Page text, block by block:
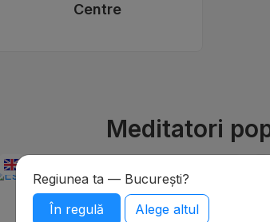
Centre
Meditatori
Eslam Fares
Regiunea ta — București?
În regulă
Alege altul